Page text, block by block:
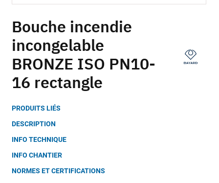
to
the
beginning
of
the
gallery
Bouche incendie
incongelable
BRONZE ISO PN10-
16 rectangle
PRODUITS LIÉS
DESCRIPTION
INFO TECHNIQUE
INFO CHANTIER
NORMES ET CERTIFICATIONS